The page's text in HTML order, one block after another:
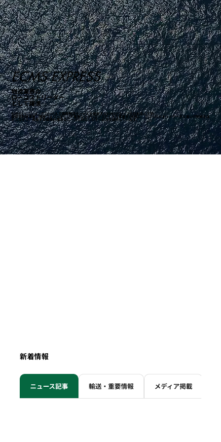
ECMS EXPRESS
物流業界の
ローコストリーダー
として躍進
ECMSジャパンは、グローバルで国際物流サービスを提供するECMSグループの日本法人です。
国際宅配便事業、国際フォワーディング事業ならびにロジスティクス事業を3本柱に、グローバルネットワークと高いIT技術を活
かしながら、成長する越境EC業界のニーズに対応したサービスを提供しています。
新着情報
ニュース記事 輸送・重要情報 メディア掲載